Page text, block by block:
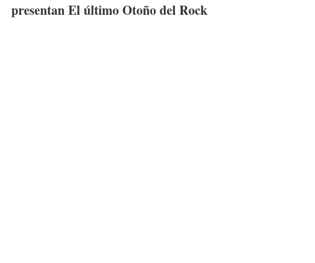
presentan El último Otoño del Rock